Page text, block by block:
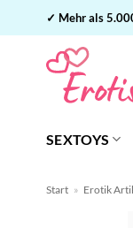
Inhalt
springen
✓ Mehr als
SEXTOYS
Start » Erotik